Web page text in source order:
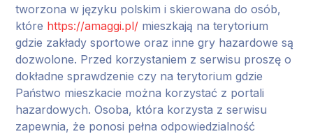
tworzona w języku polskim i skierowana do osób,
które https://amaggi.pl/ mieszkają na terytorium
gdzie zakłady sportowe oraz inne gry hazardowe są
dozwolone. Przed korzystaniem z serwisu proszę o
dokładne sprawdzenie czy na terytorium gdzie
Państwo mieszkacie można korzystać z portali
hazardowych. Osoba, która korzysta z serwisu
zapewnia, że ponosi pełna odpowiedzialność